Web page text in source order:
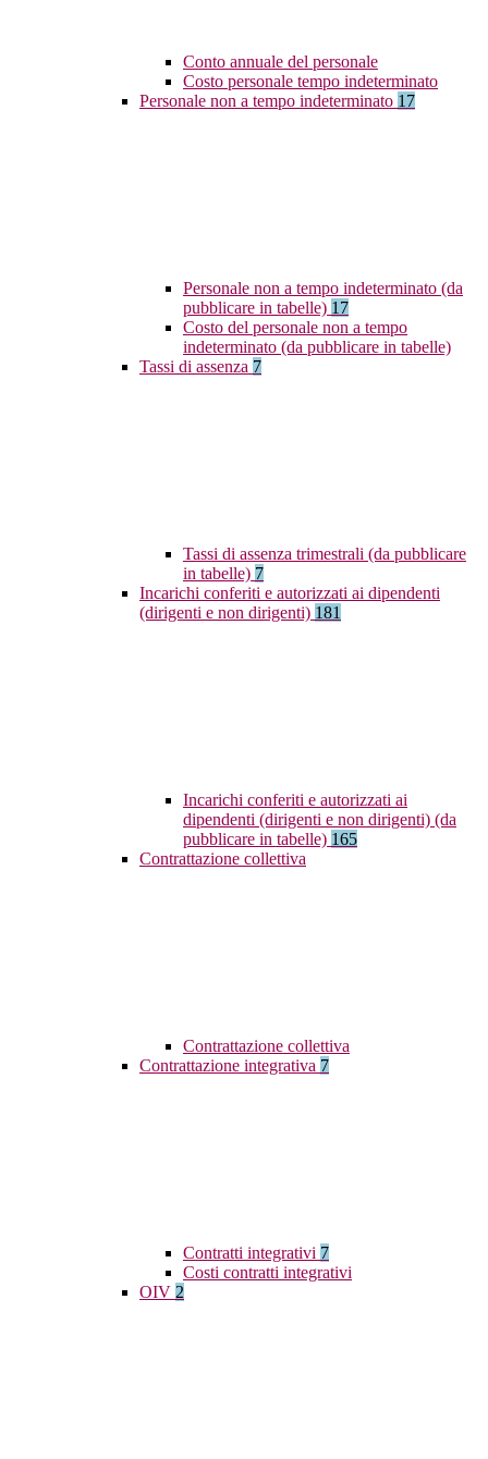
Conto annuale del personale
Costo personale tempo indeterminato
Personale non a tempo indeterminato 17
Personale non a tempo indeterminato (da
pubblicare in tabelle) 17
Costo del personale non a tempo
indeterminato (da pubblicare in tabelle)
Tassi di assenza 7
Tassi di assenza trimestrali (da pubblicare
in tabelle) 7
Incarichi conferiti e autorizzati ai dipendenti
(dirigenti e non dirigenti) 181
Incarichi conferiti e autorizzati ai
dipendenti (dirigenti e non dirigenti) (da
pubblicare in tabelle) 165
Contrattazione collettiva
Contrattazione collettiva
Contrattazione integrativa 7
Contratti integrativi 7
Costi contratti integrativi
OIV 2